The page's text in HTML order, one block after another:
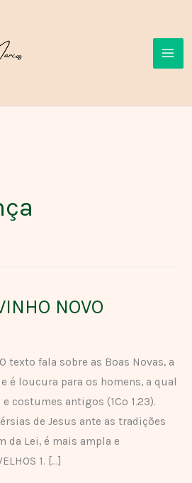
NOVO
texto fala sobre as Boas Novas, a
é loucura para os homens, a qual
costumes antigos (1Co 1.23).
de Jesus ante as tradições
da Lei, é mais ampla e
1. […]